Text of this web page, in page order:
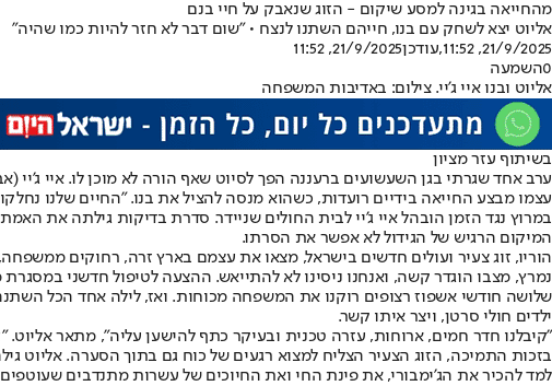
מהחייאה בגינה למסע שיקום - הזוג שנאבק על חיי בנם
אליוט יצא לשחק עם בנו, חייהם השתנו לנצח • "שום דבר לא חזר להיות כמו שהיה"
21/9/2025, 11:52
,עודכן21/9/2025, 11:52
0השמעה
אליוט ובנו איי ג'יי. צילום: באדיבות המשפחה
בשיתוף עזר מציון
ערב אחד שגרתי בגן השעשועים ברעננה הפך לסיוט שאף הורה לא מוכן לו. איי
עצמו מבצע החייאה בידיים רועדות, כשהוא מנסה להציל את בנו. "החיים שלנו
במרוץ נגד הזמן הובהל איי ג’יי לבית החולים שניידר. סדרת בדיקות גילתה את
המיקום הרגיש של הגידול לא אפשר את הסרתו.
הוריו, זוג צעיר ועולים חדשים בישראל, מצאו את עצמם בארץ זרה, רחוקים
נמרץ, מצבו הוגדר קשה, ואנחנו ניסינו לא להתייאש. ההצעה לטיפול חדשני במסגרת מחקר
שלושה חודשי אשפוז רצופים רוקנו את המשפחה מכוחות. ואז, לילה אחד הכל
ילדים חולי סרטן, ויצר איתו קשר.
"קיבלנו חדר חמים, ארוחות, עזרה טכנית ובעיקר כתף להישען עליה", מתאר
בזכות התמיכה, הזוג הצעיר הצליח למצוא רגעים של כוח גם בתוך הסערה. אליוט
למד להכיר את הג’ימבורי, את פינת החי ואת החיוכים של עשרות מתנדבים